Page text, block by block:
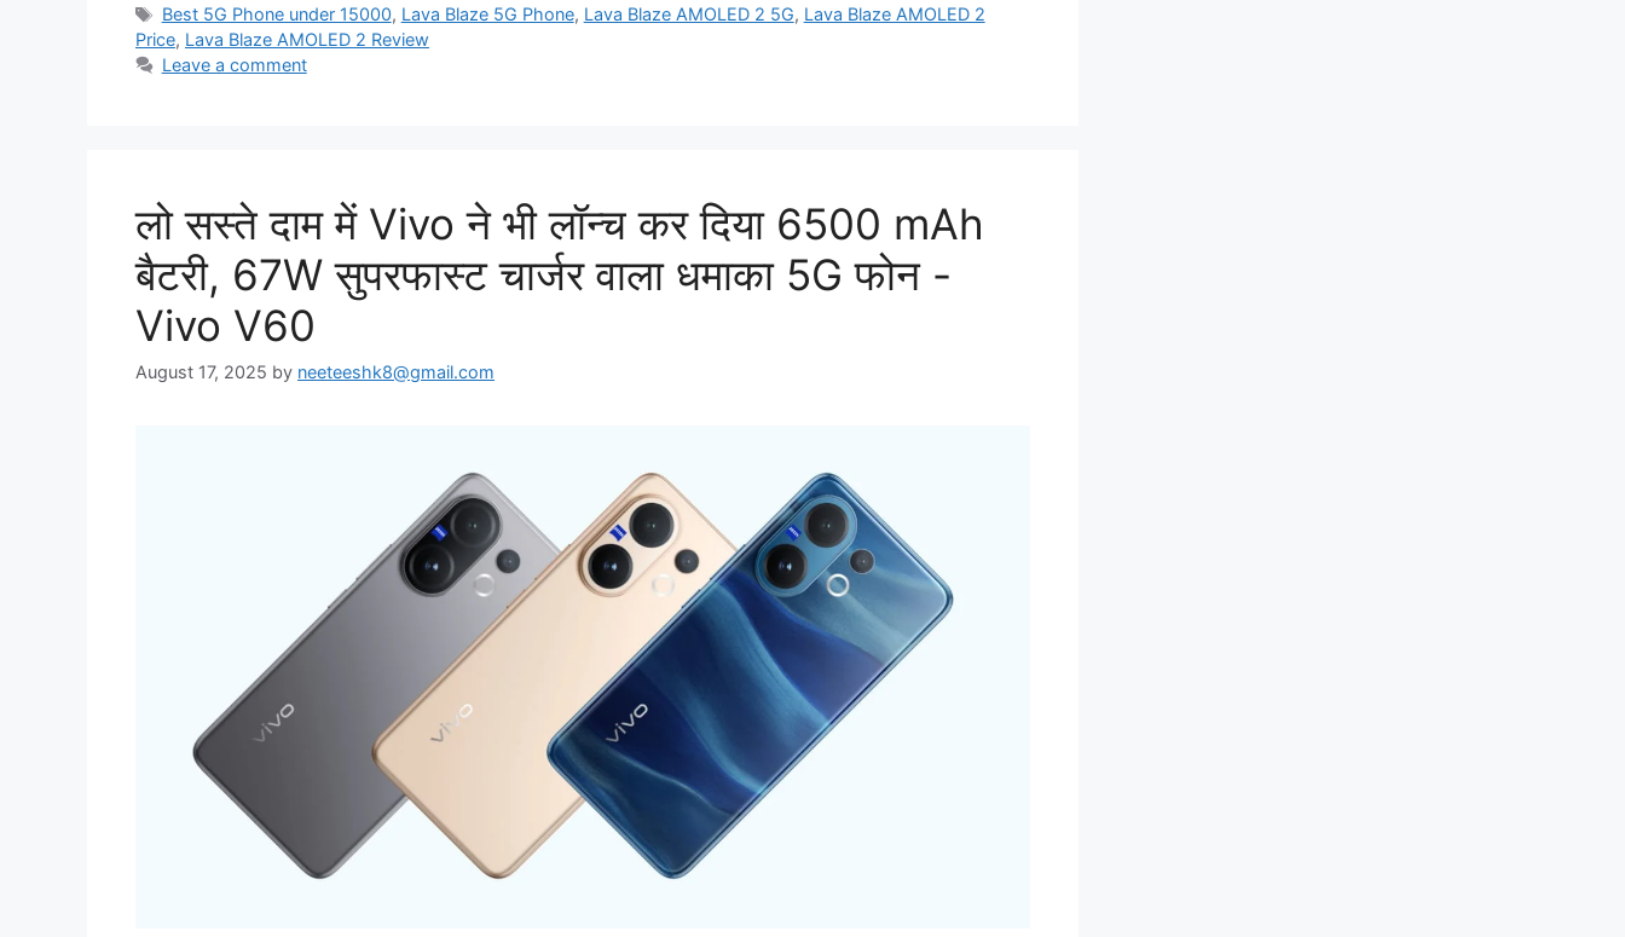
Tags
Best 5G Phone under 15000, Lava Blaze 5G Phone, Lava Blaze AMOLED 2 5G, Lava Blaze AMOLED 2
Price, Lava Blaze AMOLED 2 Review
Leave a comment
लो सस्ते दाम में Vivo ने भी लॉन्च कर दिया 6500 mAh
बैटरी, 67W सुपरफास्ट चार्जर वाला धमाका 5G फोन -
Vivo V60
August 17, 2025 by neeteeshk8@gmail.com